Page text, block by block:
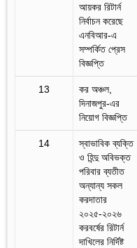
আয়কর রিটার্ন
নির্বাচন করেছে
এনবিআর-এ
সম্পর্কিত প্রেস
বিজ্ঞপ্তি
13
কর অঞ্চল,
দিনাজপুর-এর
নিয়োগ বিজ্ঞপ্তি
14
স্বাভাবিক ব্যক্তি
ও হিন্দু অবিভক্ত
পরিবার ব্যতীত
অন্যান্য সকল
করদাতার
২০২৫-২০২৬
করবর্ষের রিটার্ন
দাখিলের নির্দিষ্ট